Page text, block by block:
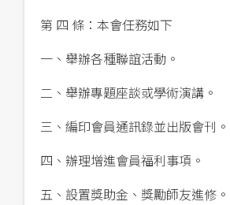
第 四 條：本會任務如下
一、舉辦各種聯誼活動。
二、舉辦專題座談或學術演講。
三、編印會員通訊錄並出版會刊。
四、辦理增進會員福利事項。
五、設置獎助金、獎勵師友進修。